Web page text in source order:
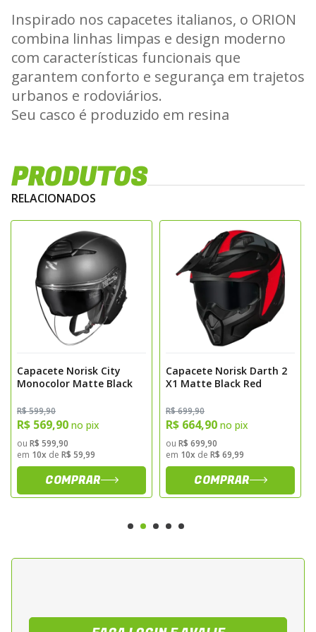
Inspirado nos capacetes italianos, o ORION
combina linhas limpas e design moderno
com características funcionais que
garantem conforto e segurança em trajetos
urbanos e rodoviários.
Seu casco é produzido em resina
e durabilidade, tornando-o ideal para o uso
diário e viagens curtas.
Ventilação Eficiente e Proteção
Completa
A ventilação é um dos grandes destaques
do modelo, com entradas de ar
estrategicamente posicionadas que
otimizam o fluxo interno, proporcionando
maior conforto térmico mesmo em dias
quentes.
viseira externa de 2 mm com proteção UV e
tratamento anti-risco, além de óculos solar
interno retrátil, ideal para diferentes
condições de luminosidade.
removível e lavável, garantindo conforto
PRODUTOS
RELACIONADOS
Capacete Norisk City
Monocolor Matte Black
R$ 599,90
R$ 569,90 no pix
ou R$ 599,90
em 10x de R$ 59,99
COMPRAR
Capacete Norisk Darth 2
X1 Matte Black Red
R$ 699,90
R$ 664,90 no pix
ou R$ 699,90
em 10x de R$ 69,99
COMPRAR